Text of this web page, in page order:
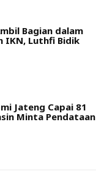
Bagian dalam
IKN, Luthfi Bidik
Jateng Capai 81
Minta Pendataan